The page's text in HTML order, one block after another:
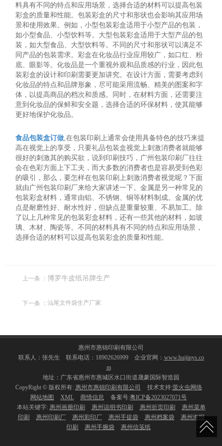
料具有不同的特点和应用场景，选择合适的材料可以提高包装
彩盒的质量和性能。包装彩盒的尺寸和形状也会影响其应用场
景和使用效果。例如，小型包装彩盒适用于小型产品的包装，
如小型食品、小型饮料等。大型包装彩盒适用于大型产品的包
装，如大型食品、大型饮料等。不同的尺寸和形状可以满足不
同产品的包装需求。彩盒在化妆品行业应用较广，如口红、粉
底、眼影等。化妆品是一个重视外观和品质感的行业，因此包
装彩盒的设计和印刷需要更加讲究。在设计方面，需要考虑到
化妆品的特点和品牌形象，尽可能采用流畅、精美的图案和字
体，以提高商品的档次和质感。同时，在材料方面，还需要注
意到化妆品的保鲜和安全题，选择合适的环保材料，使其能够
更好地保护化妆品。
食品包装盒订做,在包装印刷上通常会使用具备特色的技巧来提
高在视觉上的享受，只要礼品包装盒视觉上刺激消费者就能够
很好的刺激其的购买欲，说到印刷技巧，广州包装印刷厂往往
会在色彩方面上下工夫，而大多数的消费者也是容易受到色彩
的吸引，那么，要怎样在包装印刷上刺激消费者视觉呢？下面
就由广州包装印刷厂来给大家讲述一下。金属是另一种常见的
包装彩盒材料，通常由铝、不锈钢、铜等材料制成。金属的优
点是耐磨性好、耐水性好，但缺点是重量较重、不易加工。除
了以上几种常见的包装彩盒材料，还有一些其他的材料，如玻
璃、木材、陶瓷等。不同的材料具有不同的特点和应用场景，
选择合适的材料可以提高包装彩盒的质量和性能。
上一条 ：博罗牛皮纸吊牌生产
下一条 ：汕尾文件袋生产厂家
惠州市惠锦印刷有限公司
联系人：张先生 联系电话：18902626999 企业官网： www.huijinys.co
m
地址：广东省惠州市惠城区水口街道晟豪国际智造园
CopyRight © 版权所有: 惠州市惠锦印刷有限公司 技术支持:萤火虫网络
网站地图
XML 商情信息 备案号:粤ICP备2023027071号
本站关键字: 惠州画册印刷 惠州说明书印刷 惠州折页印刷
惠州菜单
印刷
惠州印刷厂 惠州彩印厂 惠州手提袋 惠州档案袋
惠州海报
印刷
惠州手腕袋 惠州信笺纸